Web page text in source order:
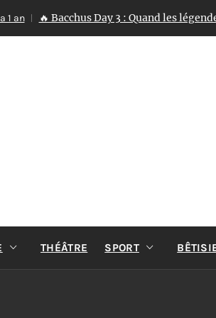
🔥 Bacchus Day 3 : Quand les légendes se
Concerts Théâtre Danse
THÉÂTRE SPORT